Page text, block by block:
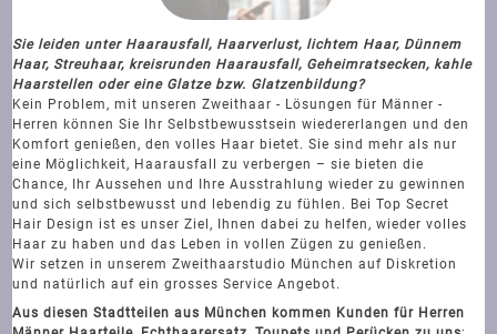
Sie leiden unter Haarausfall, Haarverlust, lichtem Haar, Dünnem
Haar, Streuhaar, kreisrunden Haarausfall, Geheimratsecken, kahle
Haarstellen oder eine Glatze bzw. Glatzenbildung?
Kein Problem, mit unseren Zweithaar - Lösungen für Männer -
Herren können Sie Ihr Selbstbewusstsein wiedererlangen und den
Komfort genießen, den volles Haar bietet. Sie sind mehr als nur
eine Möglichkeit, Haarausfall zu verbergen – sie bieten die
Chance, Ihr Aussehen und Ihre Ausstrahlung wieder zu gewinnen
und sich selbstbewusst und lebendig zu fühlen. Bei Top Secret
Hair Design ist es unser Ziel, Ihnen dabei zu helfen, wieder volles
Haar zu haben und das Leben in vollen Zügen zu genießen.
Wir setzen in unserem Zweithaarstudio München auf Diskretion
und natürlich auf ein grosses Service Angebot.
Aus diesen Stadtteilen aus München kommen Kunden für Herren